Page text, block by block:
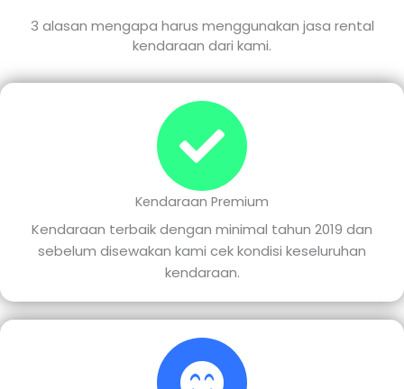
3 alasan mengapa harus menggunakan jasa rental
kendaraan dari kami.
Kendaraan Premium
Kendaraan terbaik dengan minimal tahun 2019 dan
sebelum disewakan kami cek kondisi keseluruhan
kendaraan.